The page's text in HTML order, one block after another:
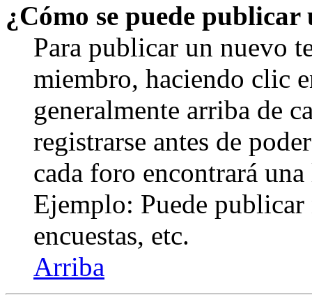
¿Cómo se puede
Para publicar un nuevo
miembro, haciendo clic
generalmente arriba de
registrarse antes de
cada foro encontrará
Ejemplo: Puede publicar
encuestas, etc.
Arriba